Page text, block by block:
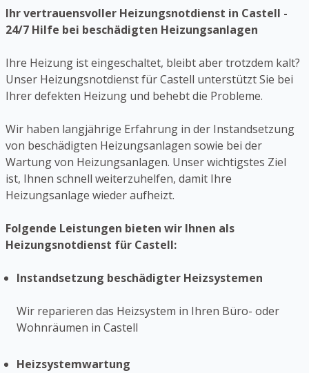
Ihr vertrauensvoller Heizungsnotdienst in Castell -
24/7 Hilfe bei beschädigten Heizungsanlagen
Ihre Heizung ist eingeschaltet, bleibt aber trotzdem kalt?
Unser Heizungsnotdienst für Castell unterstützt Sie bei
Ihrer defekten Heizung und behebt die Probleme.
Wir haben langjährige Erfahrung in der Instandsetzung
von beschädigten Heizungsanlagen sowie bei der
Wartung von Heizungsanlagen. Unser wichtigstes Ziel
ist, Ihnen schnell weiterzuhelfen, damit Ihre
Heizungsanlage wieder aufheizt.
Folgende Leistungen bieten wir Ihnen als
Heizungsnotdienst für Castell:
Instandsetzung beschädigter Heizsystemen
Wir reparieren das Heizsystem in Ihren Büro- oder
Wohnräumen in Castell
Heizsystemwartung